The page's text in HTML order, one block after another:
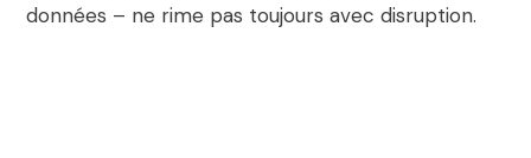
données – ne rime pas toujours avec disruption.